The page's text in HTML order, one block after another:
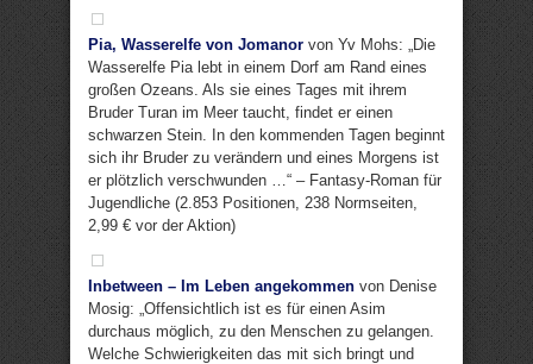
Pia, Wasserelfe von Jomanor von Yv Mohs: „Die
Wasserelfe Pia lebt in einem Dorf am Rand eines
großen Ozeans. Als sie eines Tages mit ihrem
Bruder Turan im Meer taucht, findet er einen
schwarzen Stein. In den kommenden Tagen beginnt
sich ihr Bruder zu verändern und eines Morgens ist
er plötzlich verschwunden …“ – Fantasy-Roman für
Jugendliche (2.853 Positionen, 238 Normseiten,
2,99 € vor der Aktion)
Inbetween – Im Leben angekommen von Denise
Mosig: „Offensichtlich ist es für einen Asim
durchaus möglich, zu den Menschen zu gelangen.
Welche Schwierigkeiten das mit sich bringt und